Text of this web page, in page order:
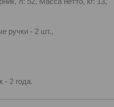
ручки - 2 шт.,
- 2 года.